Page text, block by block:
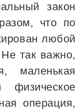
закон
что по
любой
так важно,
маленькая
операция,